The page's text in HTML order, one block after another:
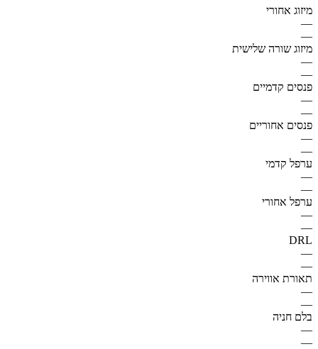
מיזוג אחורי
—
—
מיזוג שורה שלישית
—
—
פנסים קדמיים
—
—
פנסים אחוריים
—
—
ערפל קדמי
—
—
ערפל אחורי
—
—
DRL
—
—
תאורת אווירה
—
—
בלם חניה
—
—